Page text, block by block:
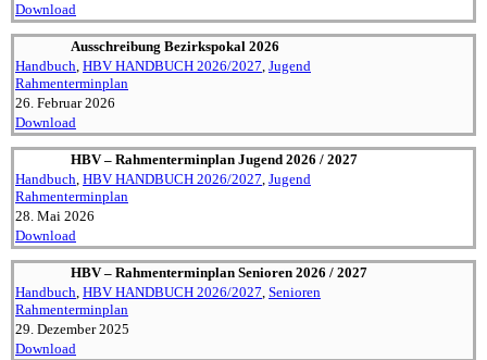
Download
Ausschreibung Bezirks­pokal 2026
Handbuch, HBV HANDBUCH 2026/2027, Jugend
Rahmenterminplan
26. Februar 2026
Download
HBV – Rahmen­ter­minplan Jugend 2026 / 2027
Handbuch, HBV HANDBUCH 2026/2027, Jugend
Rahmenterminplan
28. Mai 2026
Download
HBV – Rahmen­ter­minplan Senioren 2026 / 2027
Handbuch, HBV HANDBUCH 2026/2027, Senioren
Rahmenterminplan
29. Dezember 2025
Download